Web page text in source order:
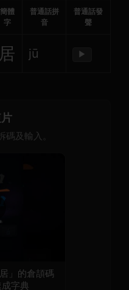
簡體
字
普通話拼
音
普通話發
聲
居 jū ▶
及輸入。
」的倉頡碼
字典